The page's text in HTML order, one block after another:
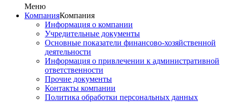
Меню
КомпанияКомпания
Информация о компании
Учредительные документы
Основные показатели финансово-хозяйственной
деятельности
Информация о привлечении к административной
ответственности
Прочие документы
Контакты компании
Политика обработки персональных данных